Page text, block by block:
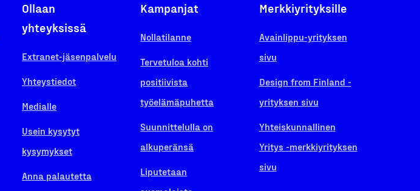
Ollaan
yhteyksissä
Extranet-jäsenpalvelu
Yhteystiedot
Medialle
Usein kysytyt
kysymykset
Anna palautetta
Kampanjat
Nollatilanne
Tervetuloa kohti
positiivista
työelämäpuhetta
Suunnittelulla on
alkuperänsä
Liputetaan
Merkkiyrityksille
Avainlippu-yrityksen
sivu
Design from Finland -
yrityksen sivu
Yhteiskunnallinen
Yritys -merkkiyrityksen
sivu